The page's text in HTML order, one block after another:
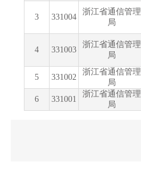
3 331004
浙江省通信管理
局
4 331003
浙江省通信管理
局
5
331002
浙江省通信管理
局
6
331001
浙江省通信管理
局